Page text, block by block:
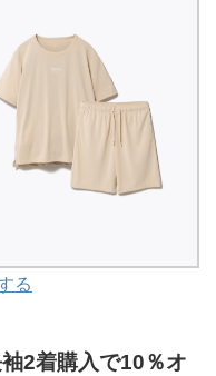
る
2着購入で10％オ